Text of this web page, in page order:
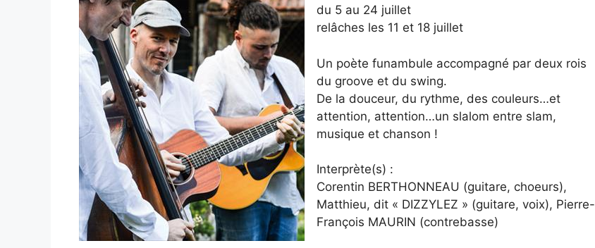
du 5 au 24 juillet
relâches les 11 et 18 juillet
Un poète funambule accompagné par deux rois
du groove et du swing.
De la douceur, du rythme, des couleurs…et
attention, attention…un slalom entre slam,
musique et chanson !
Interprète(s) :
Corentin BERTHONNEAU (guitare, choeurs),
Matthieu, dit « DIZZYLEZ » (guitare, voix), Pierre-
François MAURIN (contrebasse)